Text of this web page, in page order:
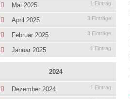
Mai 2025 1 Eintrag
April 2025 3 Einträge
Februar 2025 3 Einträge
Januar 2025 1 Eintrag
2024
Dezember 2024 1 Eintrag